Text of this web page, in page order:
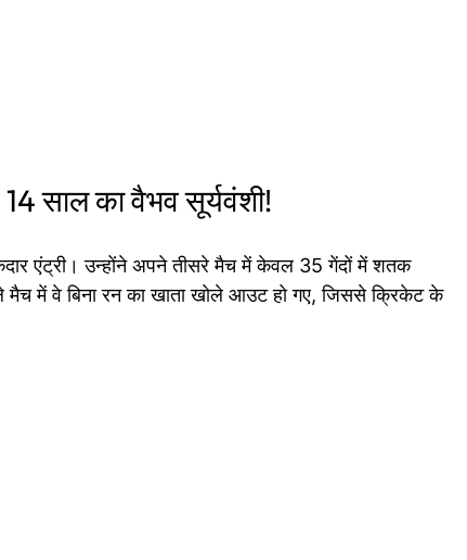
साल का वैभव सूर्यवंशी!
एंट्री। उन्होंने अपने तीसरे मैच में केवल 35 गेंदों में शतक
मैच में वे बिना रन का खाता खोले आउट हो गए, जिससे क्रिकेट के